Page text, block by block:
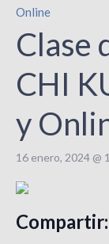
Online
Clase
CHI
y
16 enero, 2024 @
Compartir: